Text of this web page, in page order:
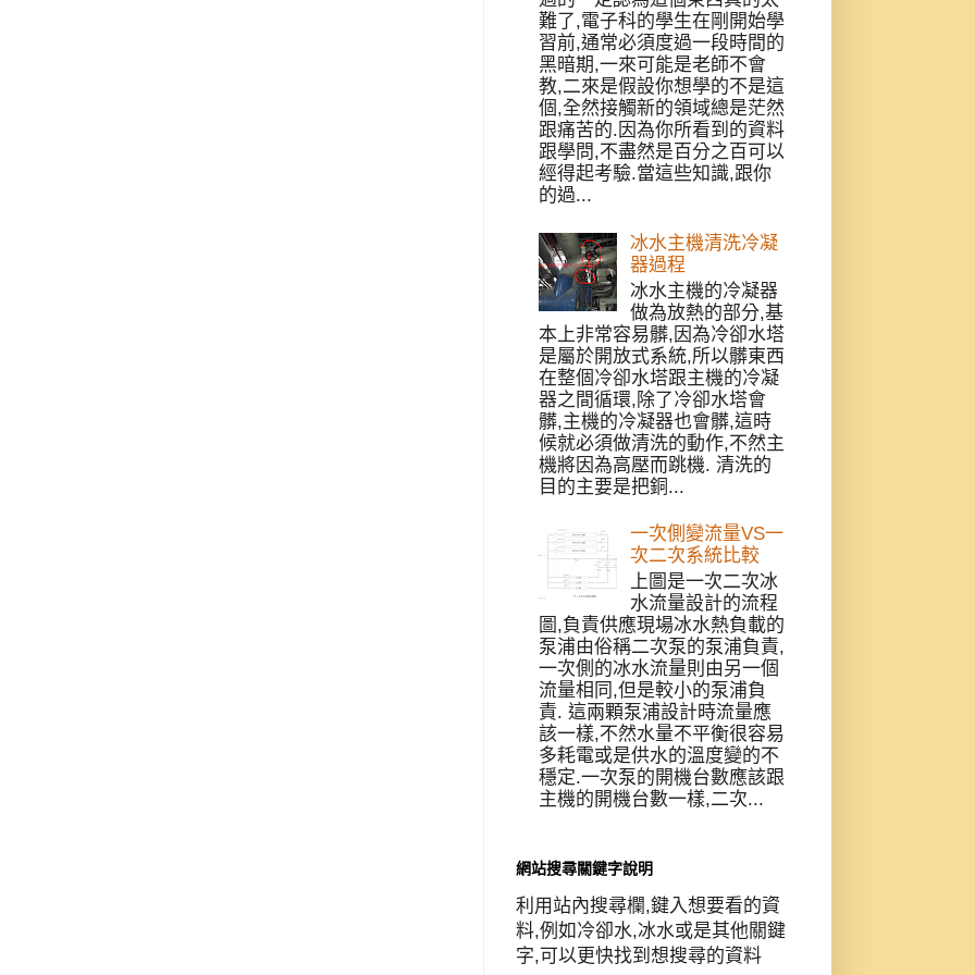
難了,電子科的學生在剛開始學
習前,通常必須度過一段時間的
黑暗期,一來可能是老師不會
教,二來是假設你想學的不是這
個,全然接觸新的領域總是茫然
跟痛苦的.因為你所看到的資料
跟學問,不盡然是百分之百可以
經得起考驗.當這些知識,跟你
的過...
冰水主機清洗冷凝
器過程
冰水主機的冷凝器
做為放熱的部分,基
本上非常容易髒,因為冷卻水塔
是屬於開放式系統,所以髒東西
在整個冷卻水塔跟主機的冷凝
器之間循環,除了冷卻水塔會
髒,主機的冷凝器也會髒,這時
候就必須做清洗的動作,不然主
機將因為高壓而跳機. 清洗的
目的主要是把銅...
一次側變流量VS一
次二次系統比較
上圖是一次二次冰
水流量設計的流程
圖,負責供應現場冰水熱負載的
泵浦由俗稱二次泵的泵浦負責,
一次側的冰水流量則由另一個
流量相同,但是較小的泵浦負
責. 這兩顆泵浦設計時流量應
該一樣,不然水量不平衡很容易
多耗電或是供水的溫度變的不
穩定.一次泵的開機台數應該跟
主機的開機台數一樣,二次...
網站搜尋關鍵字說明
利用站內搜尋欄,鍵入想要看的資
料,例如冷卻水,冰水或是其他關鍵
字,可以更快找到想搜尋的資料